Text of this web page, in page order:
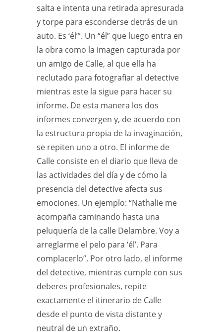
salta e intenta una retirada apresurada
y torpe para esconderse detrás de un
auto. Es ‘él’”. Un “él” que luego entra en
la obra como la imagen capturada por
un amigo de Calle, al que ella ha
reclutado para fotografiar al detective
mientras este la sigue para hacer su
informe. De esta manera los dos
informes convergen y, de acuerdo con
la estructura propia de la invaginación,
se repiten uno a otro. El informe de
Calle consiste en el diario que lleva de
las actividades del día y de cómo la
presencia del detective afecta sus
emociones. Un ejemplo: “Nathalie me
acompaña caminando hasta una
peluquería de la calle Delambre. Voy a
arreglarme el pelo para ‘él’. Para
complacerlo”. Por otro lado, el informe
del detective, mientras cumple con sus
deberes profesionales, repite
exactamente el itinerario de Calle
desde el punto de vista distante y
neutral de un extraño.